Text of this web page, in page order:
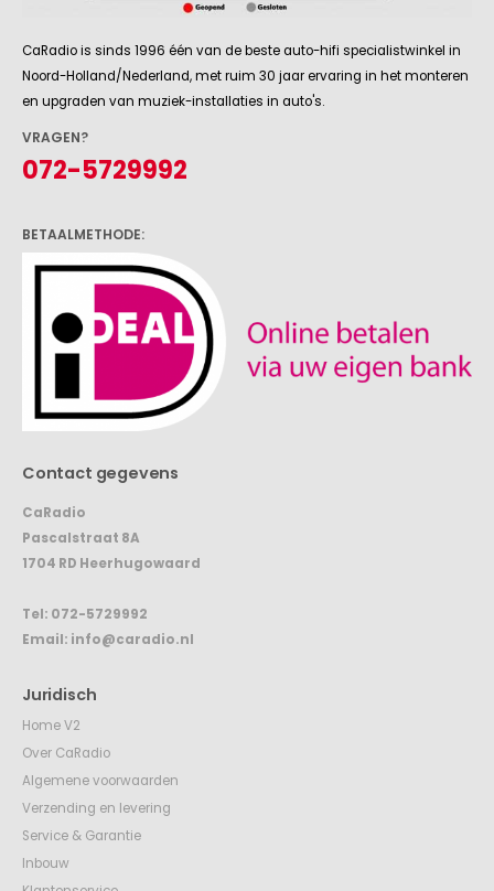
CaRadio is sinds 1996 één van de beste auto-hifi specialistwinkel in
Noord-Holland/Nederland, met ruim 30 jaar ervaring in het monteren
en upgraden van muziek-installaties in auto's.
VRAGEN?
072-5729992
BETAALMETHODE:
Contact gegevens
CaRadio
Pascalstraat 8A
1704 RD Heerhugowaard
Tel: 072-5729992
Email: info@caradio.nl
Juridisch
Home V2
Over CaRadio
Algemene voorwaarden
Verzending en levering
Service & Garantie
Inbouw